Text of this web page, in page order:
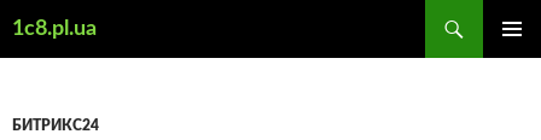
1c8.pl.ua
БИТРИКС24